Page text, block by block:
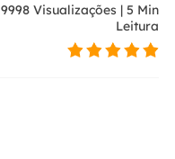
9998 Visualizações |5 Min
Leitura